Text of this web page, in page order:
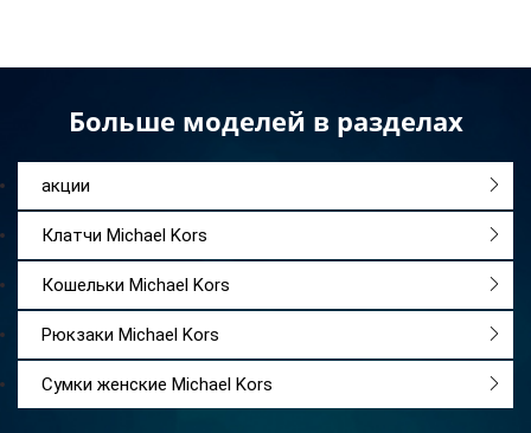
Больше моделей в разделах
акции
Клатчи Michael Kors
Кошельки Michael Kors
Рюкзаки Michael Kors
Сумки женские Michael Kors